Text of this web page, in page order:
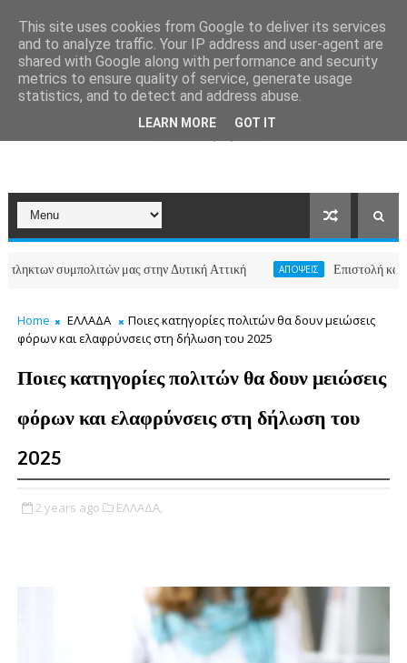
μας στην Δυτική Αττική ΑΠΟΨΕΙΣ Επιστολή κατοίκων
Home ΕΛΛΑΔΑ
Ποιες κατηγορίες πολιτών θα δουν μειώσεις
φόρων και ελαφρύνσεις στη δήλωση του 2025
Ποιες κατηγορίες πολιτών θα δουν μειώσεις
φόρων και ελαφρύνσεις στη δήλωση του
2025
2 years ago ΕΛΛΑΔΑ,
This site uses cookies from Google to deliver its services
and to analyze traffic. Your IP address and user-agent are
shared with Google along with performance and security
metrics to ensure quality of service, generate usage
statistics, and to detect and address abuse.
LEARN MORE GOT IT